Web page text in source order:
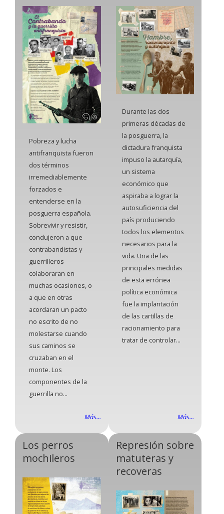
Pobreza y lucha
antifranquista fueron
dos términos
irremediablemente
forzados e
entenderse en la
posguerra española.
Sobrevivir y resistir,
condujeron a que
contrabandistas y
guerrilleros
colaboraran en
muchas ocasiones, o
a que en otras
acordaran un pacto
no escrito de no
molestarse cuando
sus caminos se
cruzaban en el
monte. Los
componentes de la
guerrilla no...
Más...
Durante las dos
primeras décadas de
la posguerra, la
dictadura franquista
impuso la autarquía,
un sistema
económico que
aspiraba a lograr la
autosuficiencia del
país produciendo
todos los elementos
necesarios para la
vida. Una de las
principales medidas
de esta errónea
política económica
fue la implantación
de las cartillas de
racionamiento para
tratar de controlar...
Más...
Los perros
mochileros
Represión sobre
matuteras y
recoveras